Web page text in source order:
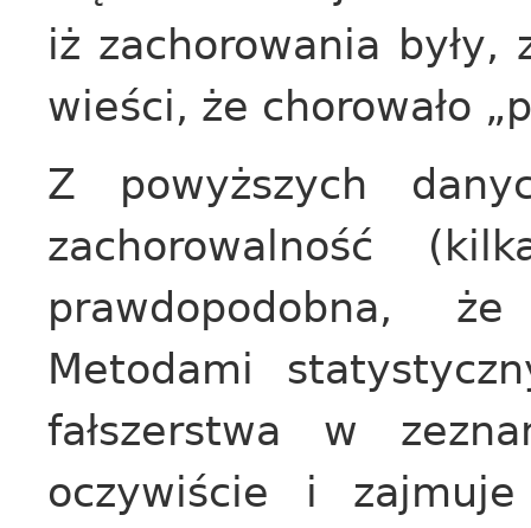
iż zachorowania
wieści, że chorowało
Z powyższych
zachorowalność
prawdopodobna,
Metodami
fałszerstwa w
oczywiście i